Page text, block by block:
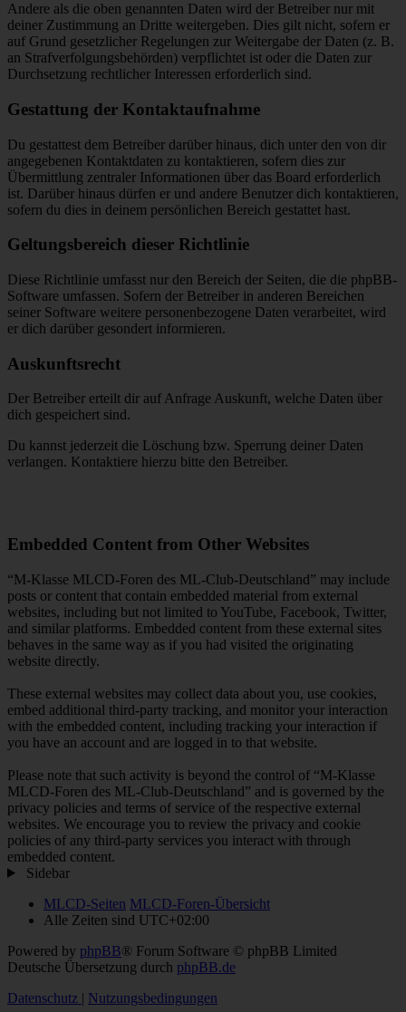
Andere als die oben genannten Daten wird der Betreiber nur mit
deiner Zustimmung an Dritte weitergeben. Dies gilt nicht, sofern er
auf Grund gesetzlicher Regelungen zur Weitergabe der Daten (z. B.
an Strafverfolgungsbehörden) verpflichtet ist oder die Daten zur
Durchsetzung rechtlicher Interessen erforderlich sind.
Gestattung der Kontaktaufnahme
Du gestattest dem Betreiber darüber hinaus, dich unter den von dir
angegebenen Kontaktdaten zu kontaktieren, sofern dies zur
Übermittlung zentraler Informationen über das Board erforderlich
ist. Darüber hinaus dürfen er und andere Benutzer dich kontaktieren,
sofern du dies in deinem persönlichen Bereich gestattet hast.
Geltungsbereich dieser Richtlinie
Diese Richtlinie umfasst nur den Bereich der Seiten, die die phpBB-
Software umfassen. Sofern der Betreiber in anderen Bereichen
seiner Software weitere personenbezogene Daten verarbeitet, wird
er dich darüber gesondert informieren.
Auskunftsrecht
Der Betreiber erteilt dir auf Anfrage Auskunft, welche Daten über
dich gespeichert sind.
Du kannst jederzeit die Löschung bzw. Sperrung deiner Daten
verlangen. Kontaktiere hierzu bitte den Betreiber.
Embedded Content from Other Websites
“M-Klasse MLCD-Foren des ML-Club-Deutschland” may include
posts or content that contain embedded material from external
websites, including but not limited to YouTube, Facebook, Twitter,
and similar platforms. Embedded content from these external sites
behaves in the same way as if you had visited the originating
website directly.
These external websites may collect data about you, use cookies,
embed additional third-party tracking, and monitor your interaction
with the embedded content, including tracking your interaction if
you have an account and are logged in to that website.
Please note that such activity is beyond the control of “M-Klasse
MLCD-Foren des ML-Club-Deutschland” and is governed by the
privacy policies and terms of service of the respective external
websites. We encourage you to review the privacy and cookie
policies of any third-party services you interact with through
embedded content.
Sidebar
MLCD-Seiten MLCD-Foren-Übersicht
Alle Zeiten sind UTC+02:00
Powered by phpBB® Forum Software © phpBB Limited
Deutsche Übersetzung durch phpBB.de
Datenschutz | Nutzungsbedingungen